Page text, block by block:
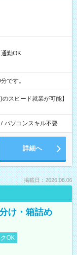
勤OK
分です。
スピード就業が可能】
/ パソコンスキル不要
詳細へ
掲載日：2026.08.06
け・箱詰め
OK